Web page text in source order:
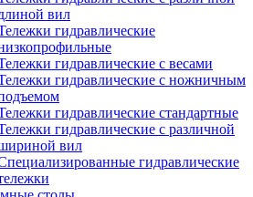
вил
гидравлические
гидравлические с весами
гидравлические с ножничным
гидравлические стандартные
гидравлические с различной
вил
гидравлические